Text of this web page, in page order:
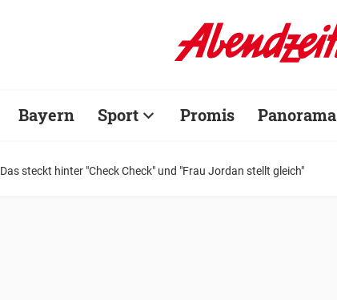
Bayern Sport Promis Panorama
Das steckt hinter "Check Check" und "Frau Jordan stellt gleich"